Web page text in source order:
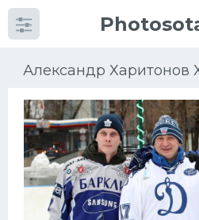
Александр Харитонов
Категории Фото